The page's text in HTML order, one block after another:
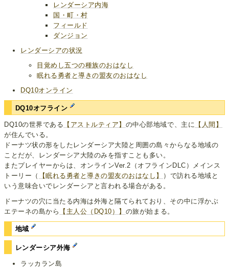
レンダーシア内海
国・町・村
フィールド
ダンジョン
レンダーシアの状況
目覚めし五つの種族のおはなし
眠れる勇者と導きの盟友のおはなし
DQ10オンライン
DQ10オフライン
DQ10の世界である 【アストルティア】 の中心部地域で、主に 【人間】
が住んでいる。
ドーナツ状の形をしたレンダーシア大陸と周囲の島々からなる地域の
ことだが、レンダーシア大陸のみを指すことも多い。
またプレイヤーからは、オンラインVer.2（オフラインDLC）メインス
トーリー（
【眠れる勇者と導きの盟友のおはなし】
）で訪れる地域と
いう意味合いでレンダーシアと言われる場合がある。
ドーナツの穴に当たる内海は外海と隔てられており、その中に浮かぶ
エテーネの島から
【主人公（DQ10）】 の旅が始まる。
地域
レンダーシア外海
ラッカラン島